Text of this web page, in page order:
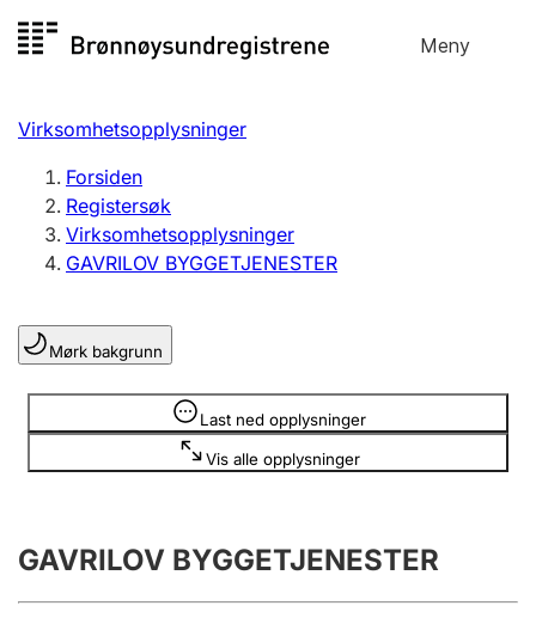
til
Meny
Registersøk
Aksjeselskap
Enkeltpersonforetak
Registrere, endre, slette
Lag og forening
Registrere, endre, slette
Årsregnskap
Innsending og forsinkelsesgebyr
Virksomhetsopplysninger
Forsiden
Registersøk
Virksomhetsopplysninger
GAVRILOV BYGGETJENESTER
Mørk bakgrunn
Last ned opplysninger
Vis alle opplysninger
Opplysninger er skjult
GAVRILOV BYGGETJENESTER